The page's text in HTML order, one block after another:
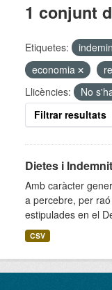
1 conjunt
Etiquetes:
economia
Llicències:
No
Filtrar resultats
Dietes i
Amb caràcter
a percebre, per
estipulades en el
CSV